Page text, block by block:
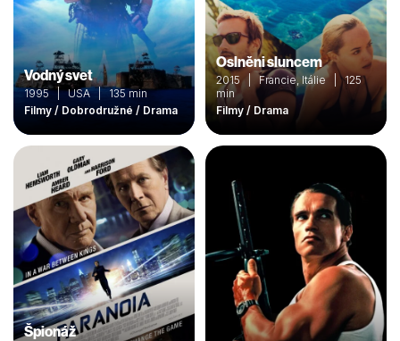
Vodný svet
1995 | USA | 135 min
Filmy / Dobrodružné / Drama
Oslněni sluncem
2015 | Francie, Itálie | 125
min
Filmy / Drama
Špionáž